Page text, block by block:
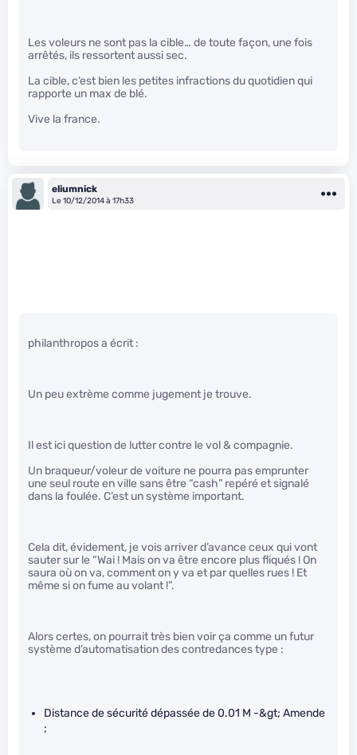
Les voleurs ne sont pas la cible… de toute façon, une fois
arrêtés, ils ressortent aussi sec.
La cible, c’est bien les petites infractions du quotidien qui
rapporte un max de blé.
Vive la france.
eliumnick
Le 10/12/2014 à 17h33
philanthropos a écrit :
Un peu extrème comme jugement je trouve.
Il est ici question de lutter contre le vol & compagnie.
Un braqueur/voleur de voiture ne pourra pas emprunter
une seul route en ville sans être “cash” repéré et signalé
dans la foulée. C’est un système important.
Cela dit, évidement, je vois arriver d’avance ceux qui vont
sauter sur le “Wai ! Mais on va être encore plus fliqués ! On
saura où on va, comment on y va et par quelles rues ! Et
même si on fume au volant !”.
Alors certes, on pourrait très bien voir ça comme un futur
système d’automatisation des contredances type :
Distance de sécurité dépassée de 0.01 M -&gt; Amende
;